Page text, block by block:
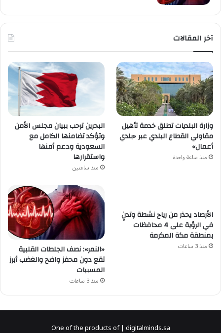
آخر المقالات
وزارة البلديات تطلق خدمة تأهيل
مقاولي القطاع البلدي عبر «بلدي
أعمال»
منذ ساعة واحدة
البحرين ترحب ببيان مجلس الأمن
وتؤكد تضامنها الكامل مع
السعودية ودعم أمنها
واستقرارها
منذ ساعتين
الأرصاد يحذر من رياح نشطة وتدنٍ
في الرؤية على 4 محافظات
بمنطقة مكة المكرمة
منذ 3 ساعات
«النمر»: نصف الجلطات القلبية
تقع دون محفز واضح والغضب أبرز
المسببات
منذ 3 ساعات
One of the products of | digitalminds.sa